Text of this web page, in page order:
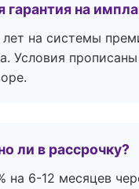
гарантия на
лет на системы
Условия
ли в рассрочку?
на 6-12 месяцев